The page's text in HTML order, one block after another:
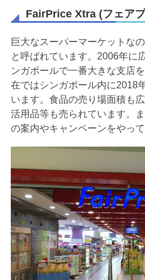
FairPrice Xtra (フェア
巨大なスーパーマーケットな
と呼ばれています。2006年に
ンガポールで一番大きな支店
在ではシンガポール内に2018
います。食品の売り場面積も
活用品等も売られています。
の案内やキャンペーンをやっ